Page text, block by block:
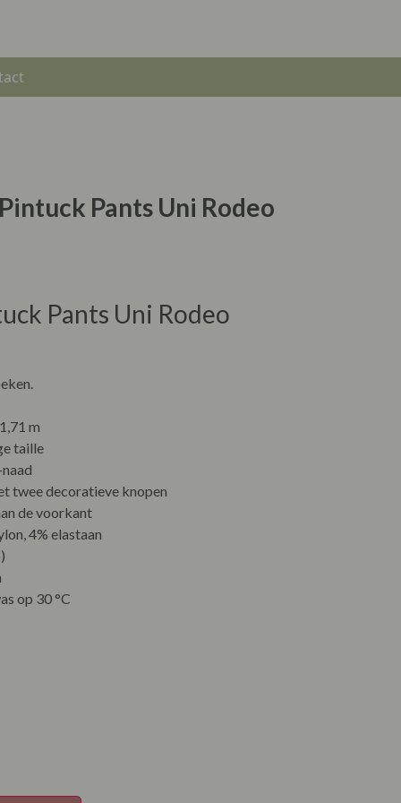
Pants Uni Rodeo
Pants Uni Rodeo
m
taille
twee decoratieve knopen
de voorkant
4% elastaan
op 30 °C